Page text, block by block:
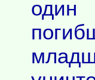
один